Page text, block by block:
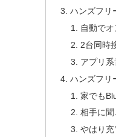
ハンズフリ
自動で
2台同時
アプリ
ハンズフリ
家でも
相手に
やはり